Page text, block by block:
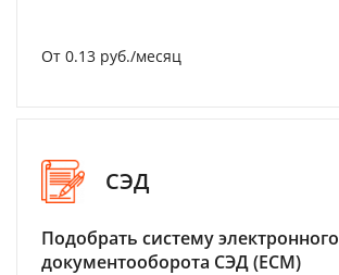
От 0.13 руб./месяц
СЭД
Подобрать систему электронного
документооборота СЭД (ECM)